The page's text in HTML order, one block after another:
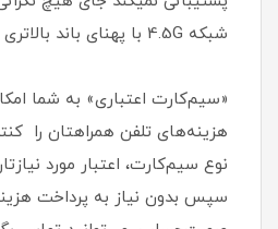
شبکه 4.5G با پهنای باند بالاتری استفاده نمایید .
«سیم‌کارت اعتباری» به شما
هزینه‌های تلفن همراهتان را
نوع سیم‌کارت، اعتبار مورد
سپس بدون نیاز به پرداخت